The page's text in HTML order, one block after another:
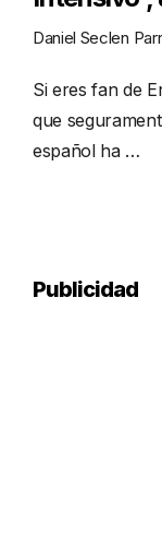
Daniel Seclen
Si eres fan de
que
español ha …
Publicidad